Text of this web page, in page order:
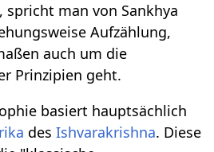
spricht man von Sankhya
Aufzählung,
auch um die
Prinzipien geht.
basiert hauptsächlich
desIshvarakrishna. Diese